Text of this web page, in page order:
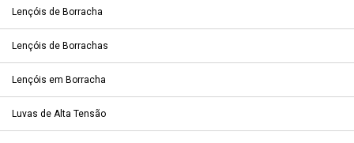
Lençóis de Borracha
Lençóis de Borrachas
Lençóis em Borracha
Luvas de Alta Tensão